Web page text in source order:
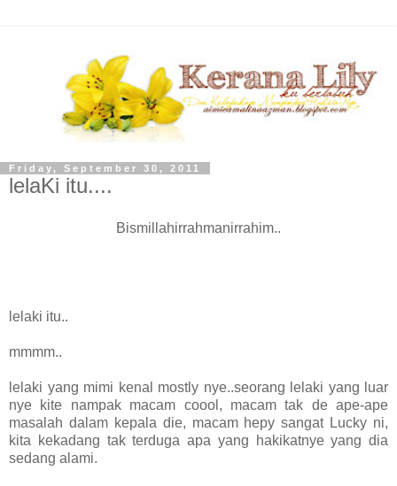
Friday, September 30, 2011
lelaKi itu....
Bismillahirrahmanirrahim..
lelaki itu..
mmmm..
lelaki yang mimi kenal mostly nye..seorang lelaki yang luar
nye kite nampak macam coool, macam tak de ape-ape
masalah dalam kepala die, macam hepy sangat Lucky ni,
kita kekadang tak terduga apa yang hakikatnye yang dia
sedang alami.